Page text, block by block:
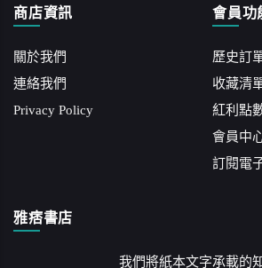
商店資訊
關於我們
連絡我們
Privacy Policy
會員功
歷史訂
收藏清
紅利點
會員中
訂閱電
雅痞書店
我們將紙本文字承載的